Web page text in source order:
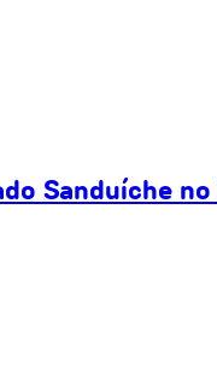
Sanduíche